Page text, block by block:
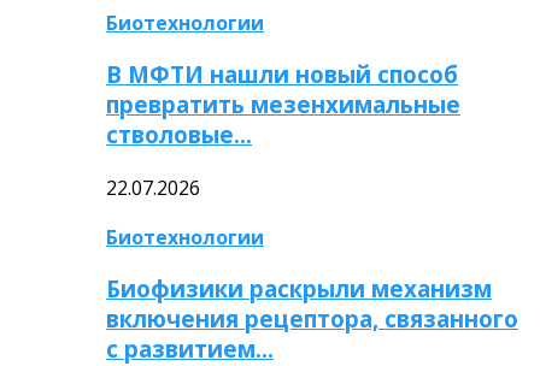
Биотехнологии
В МФТИ нашли новый способ
превратить мезенхимальные
стволовые…
22.07.2026
Биотехнологии
Биофизики раскрыли механизм
включения рецептора, связанного
с развитием…